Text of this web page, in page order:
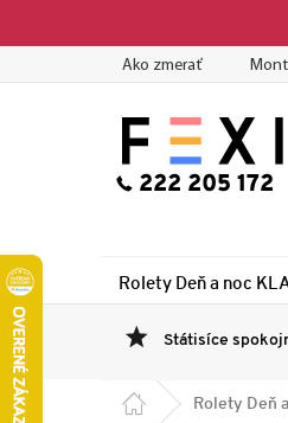
Ako zmerať
222 205 172
Rolety Deň a noc
Státisíce
DomovRolety Deň